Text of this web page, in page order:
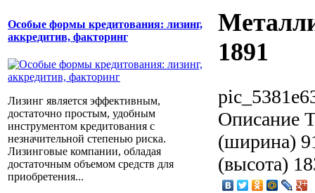
Особые формы кредитования: лизинг,
аккредитив, факторинг
Лизинг является эффективным,
достаточно простым, удобным
инструментом кредитования с
незначительной степенью риска.
Лизинговые компании, обладая
достаточным объемом средств для
приобретения...
1891
Описание
(ширина)
(высота)